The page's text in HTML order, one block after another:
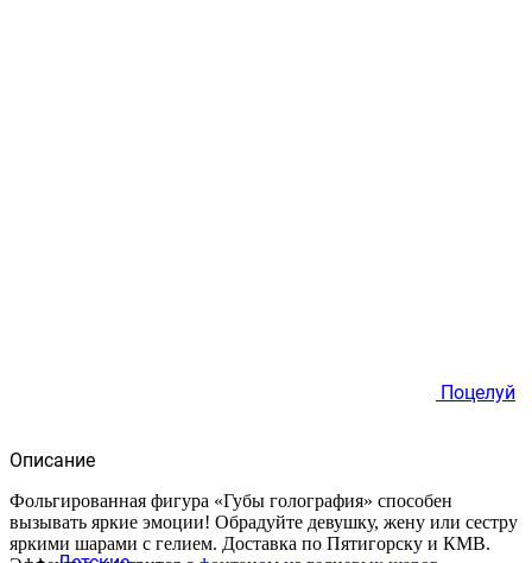
Поцелуй
Описание
Фольгированная фигура «Губы голография» способен
вызывать яркие эмоции! Обрадуйте девушку, жену или сестру
яркими шарами с гелием. Доставка по Пятигорску и КМВ.